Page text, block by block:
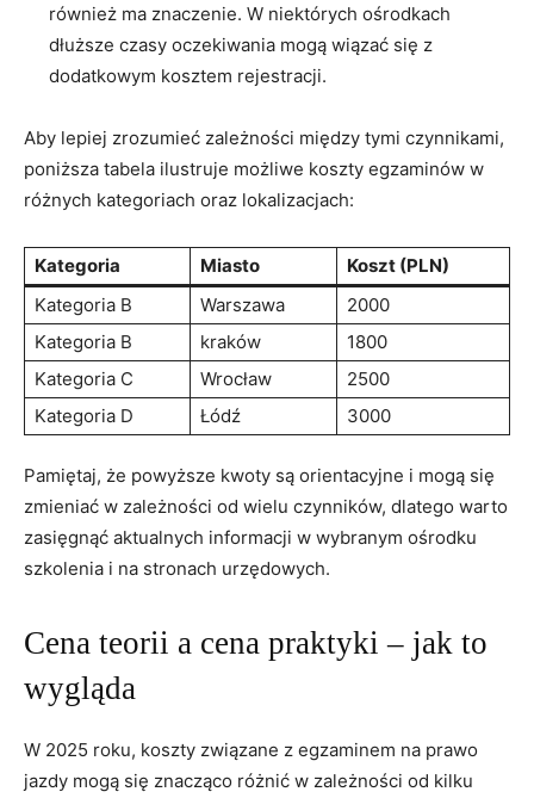
również ma znaczenie. W niektórych​ ośrodkach
dłuższe czasy oczekiwania mogą wiązać się z
dodatkowym kosztem rejestracji.
Aby lepiej zrozumieć zależności‌ między tymi czynnikami,
poniższa tabela ilustruje możliwe koszty egzaminów ​w
różnych kategoriach oraz lokalizacjach:
Kategoria Miasto
Koszt (PLN)
Kategoria B
Warszawa
2000
Kategoria‌ B
kraków
1800
Kategoria ‌C
Wrocław
2500
Kategoria D
Łódź 3000
Pamiętaj, że powyższe kwoty są orientacyjne i mogą się
zmieniać w zależności od​ wielu czynników, dlatego warto
zasięgnąć aktualnych informacji w wybranym ośrodku
szkolenia i na stronach urzędowych.
Cena teorii a cena praktyki – jak to
wygląda
W 2025 roku, koszty związane z⁢ egzaminem na prawo
jazdy ⁣mogą się znacząco różnić w zależności od kilku